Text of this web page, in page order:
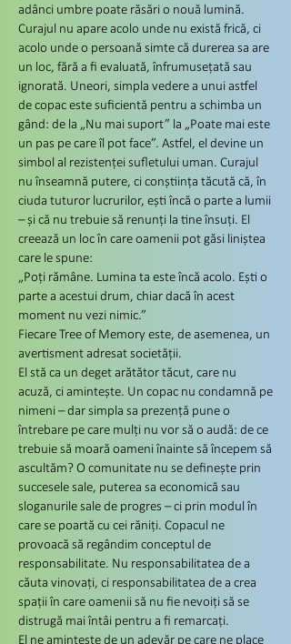
adânci umbre poate răsări o nouă lumină.
Curajul nu apare acolo unde nu există frică, ci
acolo unde o persoană simte că durerea sa are
un loc, fără a fi evaluată, înfrumusețată sau
ignorată. Uneori, simpla vedere a unui astfel
de copac este suficientă pentru a schimba un
gând: de la „Nu mai suport” la „Poate mai este
un pas pe care îl pot face”. Astfel, el devine un
simbol al rezistenței sufletului uman. Curajul
nu înseamnă putere, ci conștiința tăcută că, în
ciuda tuturor lucrurilor, ești încă o parte a lumii
– și că nu trebuie să renunți la tine însuți. El
creează un loc în care oamenii pot găsi liniștea
care le spune:
„Poți rămâne. Lumina ta este încă acolo. Ești o
parte a acestui drum, chiar dacă în acest
moment nu vezi nimic.”
Fiecare Tree of Memory este, de asemenea, un
avertisment adresat societății.
El stă ca un deget arătător tăcut, care nu
acuză, ci amintește. Un copac nu condamnă pe
nimeni – dar simpla sa prezență pune o
întrebare pe care mulți nu vor să o audă: de ce
trebuie să moară oameni înainte să începem să
ascultăm? O comunitate nu se definește prin
succesele sale, puterea sa economică sau
sloganurile sale de progres – ci prin modul în
care se poartă cu cei răniți. Copacul ne
provoacă să regândim conceptul de
responsabilitate. Nu responsabilitatea de a
căuta vinovați, ci responsabilitatea de a crea
spații în care oamenii să nu fie nevoiți să se
distrugă mai întâi pentru a fi remarcați.
El ne amintește de un adevăr pe care ne place